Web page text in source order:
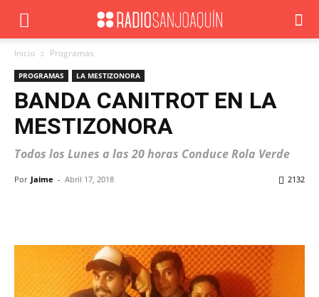
Inicio Programas
PROGRAMAS LA MESTIZONORA
BANDA CANITROT EN LA
MESTIZONORA
Todos los Lunes a las 20 horas Conduce Rola Verde
Por Jaime - Abril 17, 2018 2132